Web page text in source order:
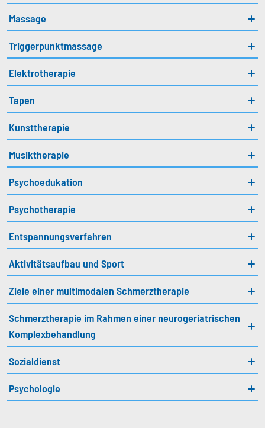
Massage
Triggerpunktmassage
Elektrotherapie
Tapen
Kunsttherapie
Musiktherapie
Psychoedukation
Psychotherapie
Entspannungsverfahren
Aktivitätsaufbau und Sport
Ziele einer multimodalen Schmerztherapie
Schmerztherapie im Rahmen einer neurogeriatrischen
Komplexbehandlung
Sozialdienst
Psychologie